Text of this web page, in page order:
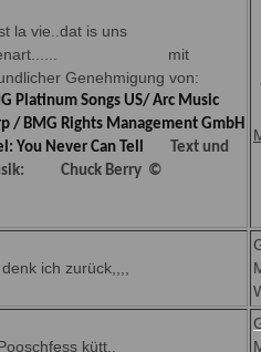
la vie..dat is uns
mit
Genehmigung von:
Platinum Songs US/ Arc Music
/ BMG Rights Management GmbH
You Never Can Tell
Text und
Chuck Berry ©
ich zurück,,,,
kütt..